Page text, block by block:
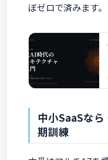
ぼゼロで済みます。
中小SaaSな
期訓練